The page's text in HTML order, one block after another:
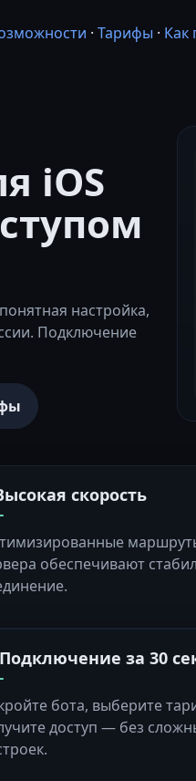
· Тарифы · Как
iOS
настройка,
Подключение
скорость
обеспечивают
за 30
бота, выберите
доступ — без